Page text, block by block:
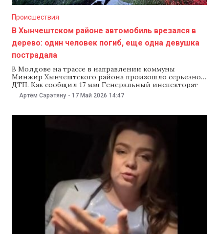
Происшествия
В Хынчештском районе автомобиль врезался в
дерево: один человек погиб, еще одна девушка
пострадала
В Молдове на трассе в направлении коммуны
Минжир Хынчештского района произошло серьезное
ДТП. Как сообщил 17 мая Генеральный инспекторат
полиции, 22-летний водитель Mercedes не справился
с управлением и врезался в дерево. В результате
парень погиб. Как сообщили в ведомстве авария
Артём Сэрэтяну - 17 Май 2026 14:47